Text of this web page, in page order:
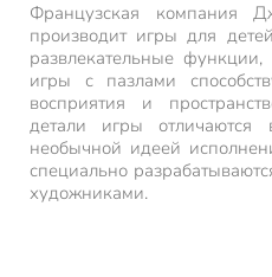
Французская компания
производит игры для
развлекательные
игры с пазлами
восприятия и
детали игры отличаются
необычной идеей
специально
художниками.